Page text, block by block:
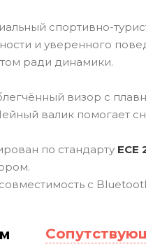
спортивно-
и уверенного
ради динамики.
визор с
валик помогает
по стандарту ECE
с